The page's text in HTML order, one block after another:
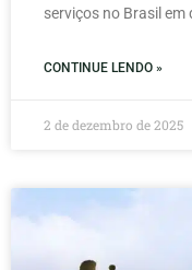
serviços no Brasil em
CONTINUE LENDO »
2 de dezembro de 2025